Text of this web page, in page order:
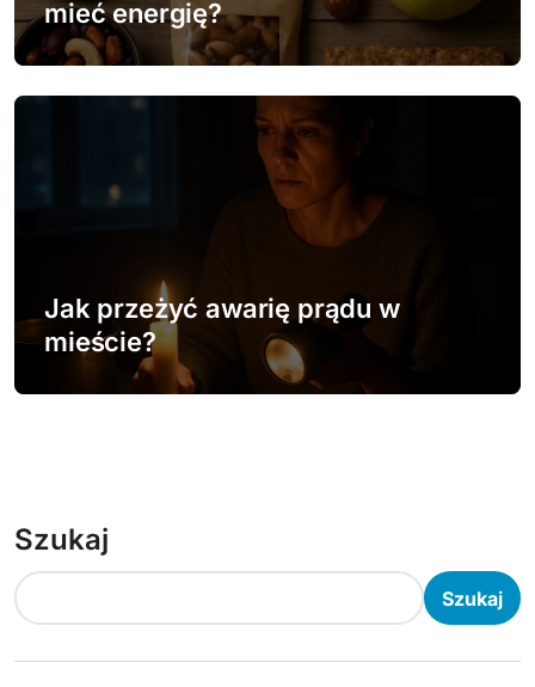
mieć energię?
Jak przeżyć awarię prądu w
mieście?
Szukaj
Szukaj